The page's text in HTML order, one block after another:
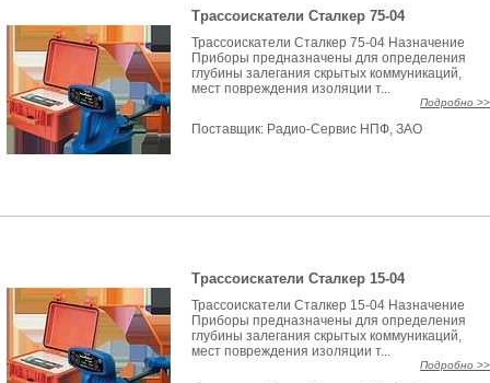
Трассоискатели Сталкер 75-04
Трассоискатели Сталкер 75-04 Назначение
Приборы предназначены для определения
глубины залегания скрытых коммуникаций,
мест повреждения изоляции т...
Подробно >>
Поставщик: Радио-Сервис НПФ, ЗАО
Трассоискатели Сталкер 15-04
Трассоискатели Сталкер 15-04 Назначение
Приборы предназначены для определения
глубины залегания скрытых коммуникаций,
мест повреждения изоляции т...
Подробно >>